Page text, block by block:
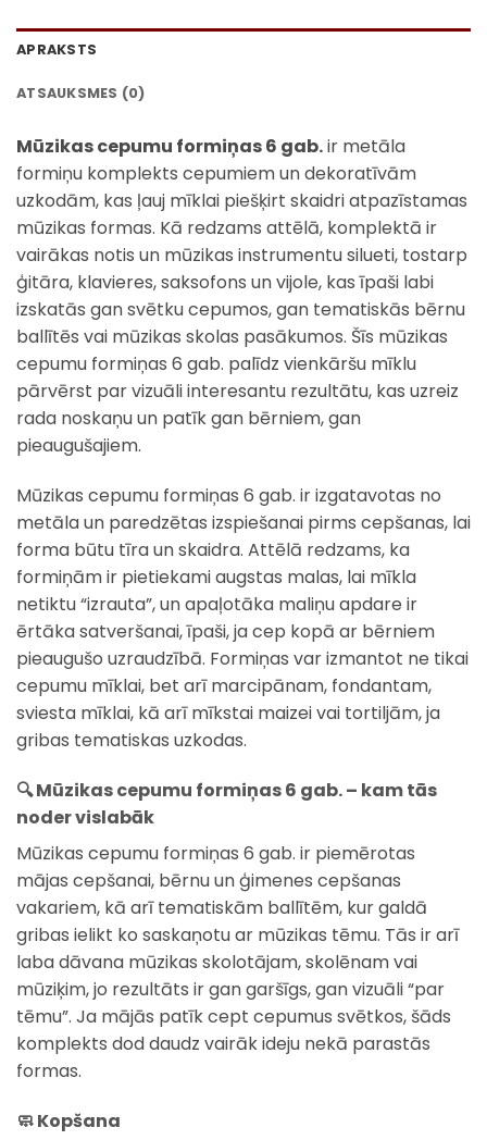
APRAKSTS
ATSAUKSMES (0)
Mūzikas cepumu formiņas 6 gab.ir metāla
formiņu komplekts cepumiem un dekoratīvām
uzkodām, kas ļauj mīklai piešķirt skaidri atpazīstamas
mūzikas formas. Kā redzams attēlā, komplektā ir
vairākas notis un mūzikas instrumentu silueti, tostarp
ģitāra, klavieres, saksofons un vijole, kas īpaši labi
izskatās gan svētku cepumos, gan tematiskās bērnu
ballītēs vai mūzikas skolas pasākumos. Šīs mūzikas
cepumu formiņas 6 gab. palīdz vienkāršu mīklu
pārvērst par vizuāli interesantu rezultātu, kas uzreiz
rada noskaņu un patīk gan bērniem, gan
pieaugušajiem.
Mūzikas cepumu formiņas 6 gab. ir izgatavotas no
metāla un paredzētas izspiešanai pirms cepšanas, lai
forma būtu tīra un skaidra. Attēlā redzams, ka
formiņām ir pietiekami augstas malas, lai mīkla
netiktu “izrauta”, un apaļotāka maliņu apdare ir
ērtāka satveršanai, īpaši, ja cep kopā ar bērniem
pieaugušo uzraudzībā. Formiņas var izmantot ne tikai
cepumu mīklai, bet arī marcipānam, fondantam,
sviesta mīklai, kā arī mīkstai maizei vai tortiljām, ja
gribas tematiskas uzkodas.
🔍 Mūzikas cepumu formiņas 6 gab. – kam tās
noder vislabāk
Mūzikas cepumu formiņas 6 gab. ir piemērotas
mājas cepšanai, bērnu un ģimenes cepšanas
vakariem, kā arī tematiskām ballītēm, kur galdā
gribas ielikt ko saskaņotu ar mūzikas tēmu. Tās ir arī
laba dāvana mūzikas skolotājam, skolēnam vai
mūziķim, jo rezultāts ir gan garšīgs, gan vizuāli “par
tēmu”. Ja mājās patīk cept cepumus svētkos, šāds
komplekts dod daudz vairāk ideju nekā parastās
formas.
🧼 Kopšana